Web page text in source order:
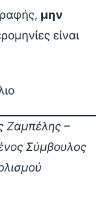
μην
είναι
Ζαμπέλης –
Σύμβουλος